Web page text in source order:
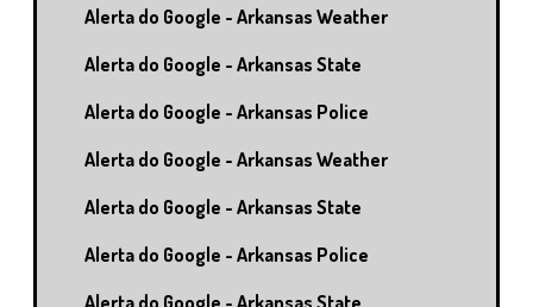
Alerta do Google - Arkansas Weather
Alerta do Google - Arkansas State
Alerta do Google - Arkansas Police
Alerta do Google - Arkansas Weather
Alerta do Google - Arkansas State
Alerta do Google - Arkansas Police